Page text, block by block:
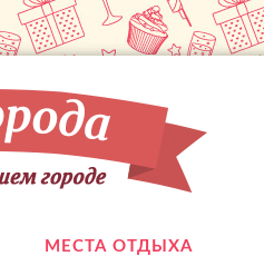
МЕСТА ОТДЫХА